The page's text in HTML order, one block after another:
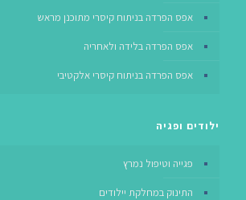
אפס הפרדה בניתוח קיסרי מתוכנן מראש
אפס הפרדה בלידה ולאחריה
אפס הפרדה בניתוח קיסרי אלקטיבי
ילודים ופגיה
פגייה וטיפול נמרץ
התינוק במחלקת יילודים